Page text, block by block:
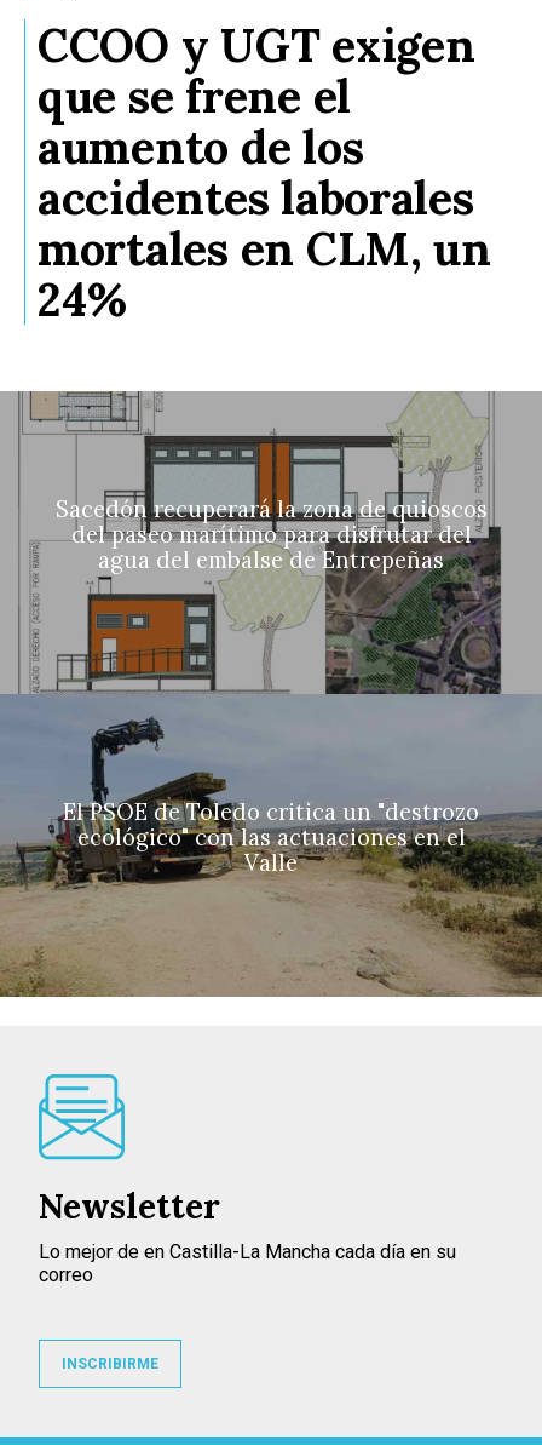
CCOO y UGT exigen
que se frene el
aumento de los
accidentes laborales
mortales en CLM, un
24%
Sacedón recuperará la zona de quioscos
del paseo marítimo para disfrutar del
agua del embalse de Entrepeñas
El PSOE de Toledo critica un "destrozo
ecológico" con las actuaciones en el
Valle
Newsletter
Lo mejor de en Castilla-La Mancha cada día en su
correo
INSCRIBIRME